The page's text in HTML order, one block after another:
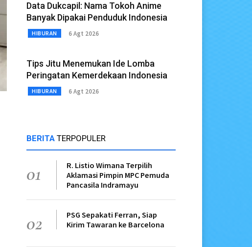
Data Dukcapil: Nama Tokoh Anime
Banyak Dipakai Penduduk Indonesia
HIBURAN 6 Agt 2026
Tips Jitu Menemukan Ide Lomba
Peringatan Kemerdekaan Indonesia
HIBURAN 6 Agt 2026
BERITA TERPOPULER
01
R. Listio Wimana Terpilih
Aklamasi Pimpin MPC Pemuda
Pancasila Indramayu
02
PSG Sepakati Ferran, Siap
Kirim Tawaran ke Barcelona